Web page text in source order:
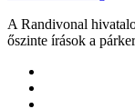
A Randivonal
őszinte írások a